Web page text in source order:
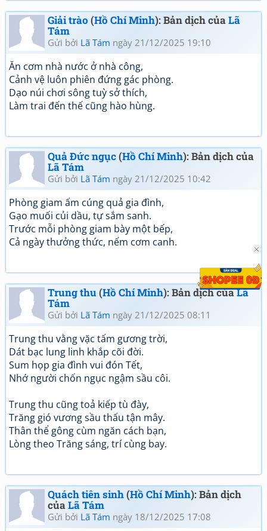
Giải trào (Hồ Chí Minh): Bản dịch củaLã
Tám
Gửi bởi Lã Tám ngày 21/12/2025 19:10
Ăn cơm nhà nước ở nhà công,
Cảnh vệ luôn phiên đứng gác phòng.
Dạo núi chơi sông tuỳ sở thích,
Làm trai đến thế cũng hào hùng.
Quả Đức ngục(Hồ Chí Minh): Bản dịch của
Lã Tám
Gửi bởi Lã Tám ngày 21/12/2025 10:42
Phòng giam ấm cúng quả gia đình,
Gạo muối củi dầu, tự sắm sanh.
Trước mỗi phòng giam bày một bếp,
Cả ngày thưởng thức, nếm cơm canh.
Trung thu(Hồ Chí Minh): Bản dịch củaLã
Tám
Gửi bởi Lã Tám ngày 21/12/2025 08:11
Trung thu vằng vặc tấm gương trời,
Dát bạc lung linh khắp cõi đời.
Sum họp gia đình vui đón Tết,
Nhớ người chốn ngục ngậm sầu côi.
Trung thu cũng toả kiếp tù đày,
Trăng gió vương sầu thấu tận mây.
Thân thể gông cùm ngăn cách bạn,
Lòng theo Trăng sáng, trí cùng bay.
Quách tiên sinh(Hồ Chí Minh): Bản dịch
củaLã Tám
Gửi bởi Lã Tám ngày 18/12/2025 17:08